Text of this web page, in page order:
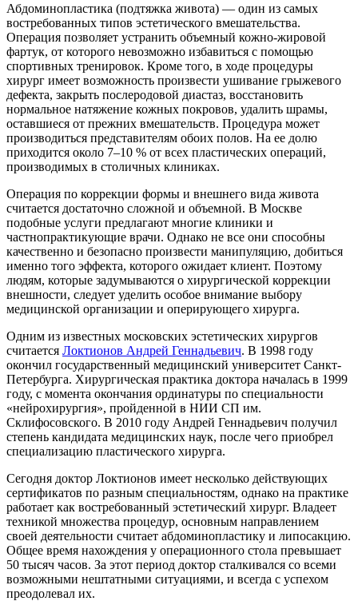
Абдоминопластика (подтяжка живота) — один из самых
востребованных типов эстетического вмешательства.
Операция позволяет устранить объемный кожно-жировой
фартук, от которого невозможно избавиться с помощью
спортивных тренировок. Кроме того, в ходе процедуры
хирург имеет возможность произвести ушивание грыжевого
дефекта, закрыть послеродовой диастаз, восстановить
нормальное натяжение кожных покровов, удалить шрамы,
оставшиеся от прежних вмешательств. Процедура может
производиться представителям обоих полов. На ее долю
приходится около 7–10 % от всех пластических операций,
производимых в столичных клиниках.
Операция по коррекции формы и внешнего вида живота
считается достаточно сложной и объемной. В Москве
подобные услуги предлагают многие клиники и
частнопрактикующие врачи. Однако не все они способны
качественно и безопасно произвести манипуляцию, добиться
именно того эффекта, которого ожидает клиент. Поэтому
людям, которые задумываются о хирургической коррекции
внешности, следует уделить особое внимание выбору
медицинской организации и оперирующего хирурга.
Одним из известных московских эстетических хирургов
считается Локтионов Андрей Геннадьевич. В 1998 году
окончил государственный медицинский университет Санкт-
Петербурга. Хирургическая практика доктора началась в 1999
году, с момента окончания ординатуры по специальности
«нейрохирургия», пройденной в НИИ СП им.
Склифосовского. В 2010 году Андрей Геннадьевич получил
степень кандидата медицинских наук, после чего приобрел
специализацию пластического хирурга.
Сегодня доктор Локтионов имеет несколько действующих
сертификатов по разным специальностям, однако на практике
работает как востребованный эстетический хирург. Владеет
техникой множества процедур, основным направлением
своей деятельности считает абдоминопластику и липосакцию.
Общее время нахождения у операционного стола превышает
50 тысяч часов. За этот период доктор сталкивался со всеми
возможными нештатными ситуациями, и всегда с успехом
преодолевал их.